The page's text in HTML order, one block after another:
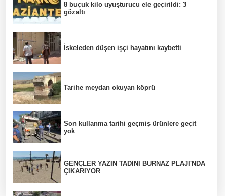
8 buçuk kilo uyuşturucu ele geçirildi: 3
gözaltı
İskeleden düşen işçi hayatını kaybetti
Tarihe meydan okuyan köprü
Son kullanma tarihi geçmiş ürünlere geçit
yok
GENÇLER YAZIN TADINI BURNAZ PLAJI'NDA
ÇIKARIYOR